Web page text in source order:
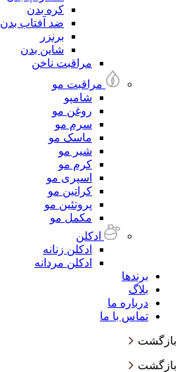
کره بدن
ضد آفتاب بدن
برنزر
شاین بدن
مراقبت ناخن
مراقبت مو
شامپو
روغن مو
سرم مو
ماسک مو
شیر مو
کرم مو
اسپری مو
کراتین مو
پروتئین مو
مکمل مو
ادکلن
ادکلن زنانه
ادکلن مردانه
برندها
بلاگ
درباره ما
تماس با ما
بازگشت
بازگشت